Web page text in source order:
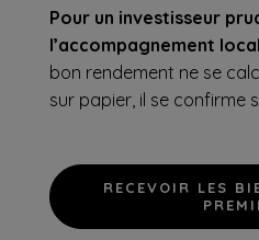
Pour un investisseur
l’accompagnement
bon rendement ne se
sur papier, il se confirme
RECEVOIR LES